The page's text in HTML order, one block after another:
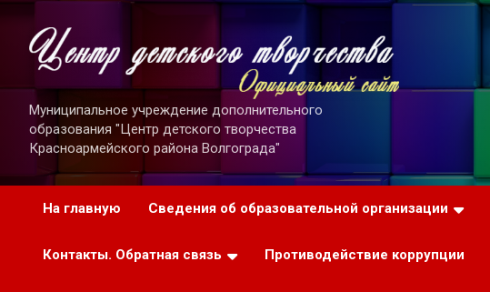
содержимому
Муниципальное учреждение дополнительного
образования "Центр детского творчества
Красноармейского района Волгограда"
На главную Сведения об образовательной организации
Контакты. Обратная связь Противодействие коррупции